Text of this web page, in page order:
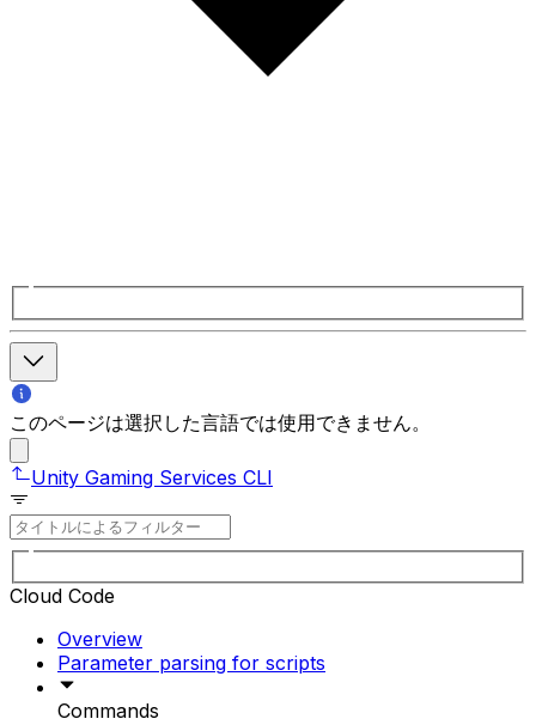
このページは選択した言語では使用できません。
Unity Gaming Services CLI
Cloud Code
Overview
Parameter parsing for scripts
Commands